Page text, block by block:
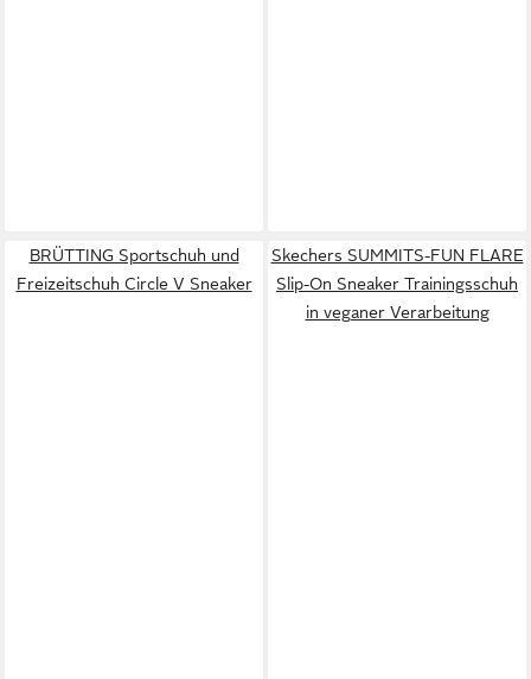
BRÜTTING Sportschuh und
Freizeitschuh Circle V Sneaker
Skechers SUMMITS-FUN FLARE
Slip-On Sneaker Trainingsschuh
in veganer Verarbeitung